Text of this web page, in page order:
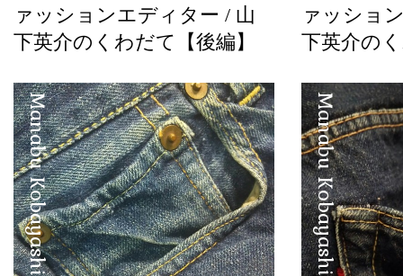
ァッションエディター / 山
下英介のくわだて【後編】
ァッショ
下英介の
Manabu Kobayashi Manabu Kobayashi